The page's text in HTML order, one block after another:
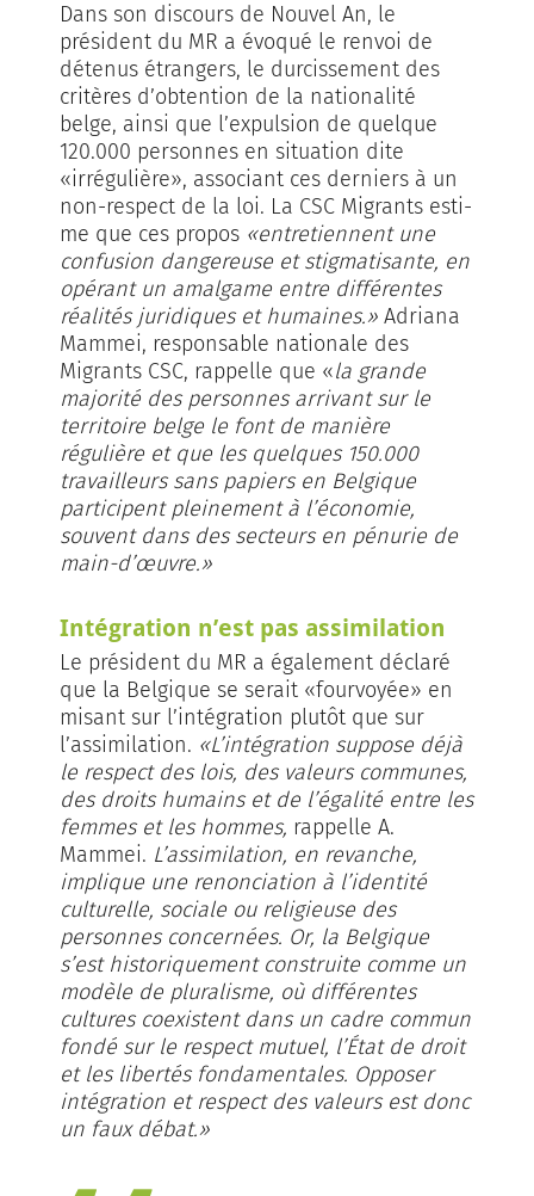
Dans son discours de Nouvel An, le
président du MR a évoqué le renvoi de
détenus étrangers, le durcissement des
critères d’obtention de la nationalité
belge, ainsi que l’expulsion de quelque
120.000 personnes en situation dite
«irrégulière», associant ces derniers à un
non-respect de la loi. La CSC Migrants esti­
me que ces propos «entretiennent une
confusion dangereuse et stigmatisante, en
opérant un amalgame entre différentes
réalités juridiques et humaines.» Adriana
Mammei, responsable nationale des
Migrants CSC, rappelle que «la grande
majorité des personnes arrivant sur le
territoire belge le font de manière
régulière et que les quelques 150.000
travailleurs sans papiers en Belgique
participent pleinement à l’économie,
souvent dans des secteurs en pénurie de
main-d’œuvre.»
Intégration n’est pas assimilation
Le président du MR a également déclaré
que la Belgique se serait «fourvoyée» en
misant sur l’intégration plutôt que sur
l’assimilation. «L’intégration suppose déjà
le respect des lois, des valeurs communes,
des droits humains et de l’égalité entre les
femmes et les hommes, rappelle A.
Mammei. L’assimilation, en revan­che,
implique une renonciation à l’identité
culturelle, sociale ou religieuse des
personnes concernées. Or, la Belgique
s’est historiquement construite comme un
modèle de pluralisme, où différentes
cultures coexistent dans un cadre commun
fondé sur le respect mutuel, l’État de droit
et les libertés fondamentales. Opposer
intégration et respect des valeurs est donc
un faux débat.»